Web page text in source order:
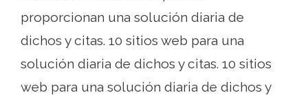
proporcionan una solución diaria de
dichos y citas. 10 sitios web para una
solución diaria de dichos y citas. 10 sitios
web para una solución diaria de dichos y